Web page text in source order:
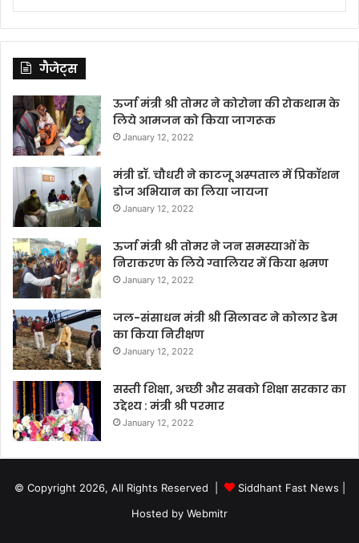
गैजेट्स
ऊर्जा मंत्री श्री तोमर ने कोरोना की रोकथाम के
लिये आमजन को किया जागरूक
January 12, 2022
मंत्री डॉ. चौधरी ने काटजू अस्पताल में प्रिकॉशन
डोज अभियान का लिया जायजा
January 12, 2022
ऊर्जा मंत्री श्री तोमर ने जन समस्याओं के
निराकरण के लिये ग्वालियर में किया भ्रमण
January 12, 2022
जल-संसाधन मंत्री श्री सिलावट ने कोलार डेम
का किया निरीक्षण
January 12, 2022
सस्ती शिक्षा, अच्छी और सबको शिक्षा सरकार का
उद्देश्य : मंत्री श्री परमार
January 12, 2022
© Copyright 2026, All Rights Reserved | Siddhant Fast News
Hosted by Webmitr